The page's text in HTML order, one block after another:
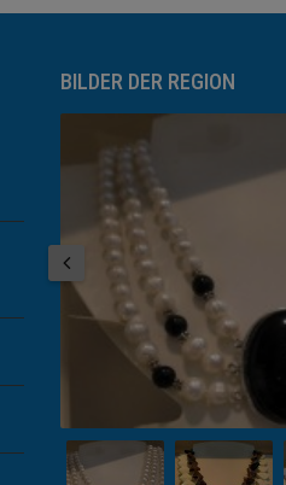
BILDER DER REGION